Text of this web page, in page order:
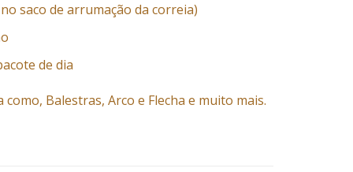
saco de arrumação da correia)
de dia
como, Balestras, Arco e Flecha e muito mais.